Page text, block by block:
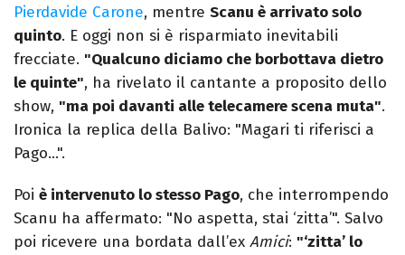
Pierdavide Carone, mentre Scanu è arrivato solo
quinto. E oggi non si è risparmiato inevitabili
frecciate. "Qualcuno diciamo che borbottava dietro
le quinte", ha rivelato il cantante a proposito dello
show, "ma poi davanti alle telecamere scena muta".
Ironica la replica della Balivo: "Magari ti riferisci a
Pago…".
Poi è intervenuto lo stesso Pago, che interrompendo
Scanu ha affermato: "No aspetta, stai ‘zitta’". Salvo
poi ricevere una bordata dall’ex Amici: "‘zitta’ lo